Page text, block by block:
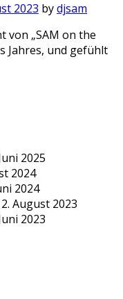
2023 bydjsam
von „SAM on the
Jahres, und gefühlt
2025
2024
2024
August 2023
2023